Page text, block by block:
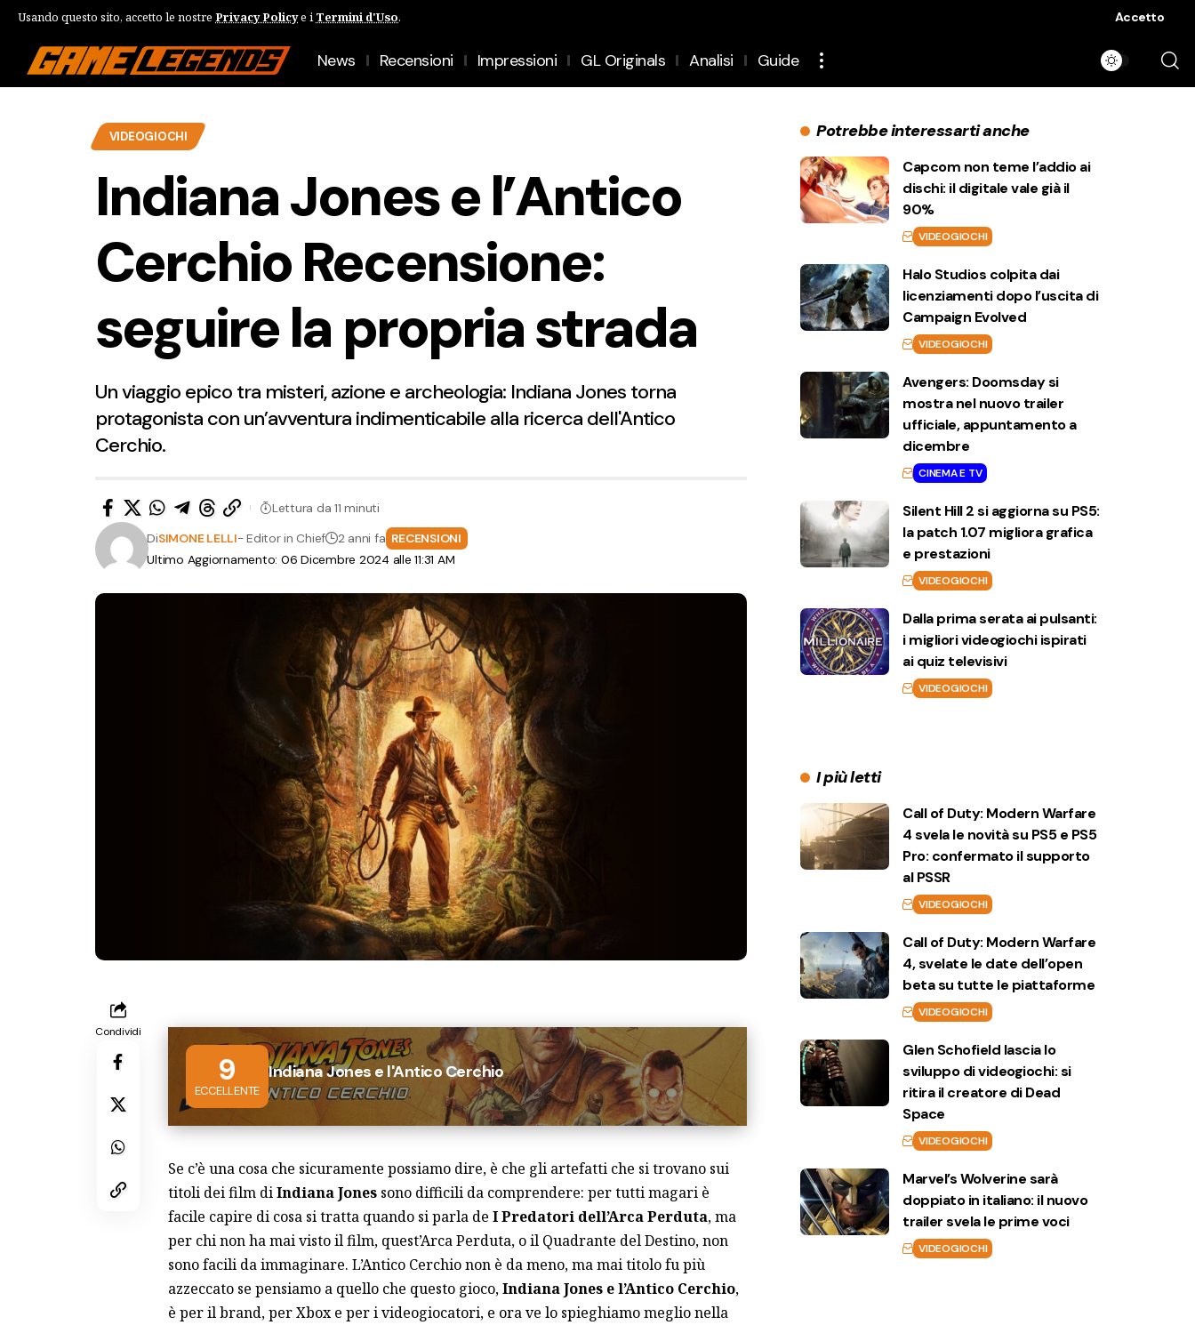
Usando questo sito, accetto le nostre Privacy Policye i Termini d'Uso. Accetto
News Recensioni Impressioni GL Originals Analisi Guide
VIDEOGIOCHI
Indiana Jones e l’Antico
Cerchio Recensione:
seguire la propria strada
Un viaggio epico tra misteri, azione e archeologia: Indiana Jones torna
protagonista con un’avventura indimenticabile alla ricerca dell'Antico
Cerchio.
Ultimo Aggiornamento: 06 Dicembre 2024 alle 11:31 AM
DiSIMONE LELLI- Editor in Chief 2 anni fa RECENSIONI
Lettura da 11 minuti
Condividi
9
ECCELLENTE
Indiana Jones e l'Antico Cerchio
Se c’è una cosa che sicuramente possiamo dire, è che gli artefatti che si trovano sui
titoli dei film diIndiana Jonessono difficili da comprendere: per tutti magari è
facile capire di cosa si tratta quando si parla de I Predatori dell’Arca Perduta, ma
per chi non ha mai visto il film, quest’Arca Perduta, o il Quadrante del Destino, non
sono facili da immaginare. L’Antico Cerchio non è da meno, ma mai titolo fu più
azzeccato se pensiamo a quello che questo gioco,Indiana Jones e l’Antico Cerchio,
è per il brand, per Xbox e per i videogiocatori, e ora ve lo spieghiamo meglio nella
Potrebbe interessarti anche
Capcom non teme l’addio ai
dischi: il digitale vale già il
90%
VIDEOGIOCHI
Halo Studios colpita dai
licenziamenti dopo l’uscita di
Campaign Evolved
VIDEOGIOCHI
Avengers: Doomsday si
mostra nel nuovo trailer
ufficiale, appuntamento a
dicembre
CINEMA E TV
Silent Hill 2 si aggiorna su PS5:
la patch 1.07 migliora grafica
e prestazioni
VIDEOGIOCHI
Dalla prima serata ai pulsanti:
i migliori videogiochi ispirati
ai quiz televisivi
VIDEOGIOCHI
I più letti
Call of Duty: Modern Warfare
4 svela le novità su PS5 e PS5
Pro: confermato il supporto
al PSSR
VIDEOGIOCHI
Call of Duty: Modern Warfare
4, svelate le date dell’open
beta su tutte le piattaforme
VIDEOGIOCHI
Glen Schofield lascia lo
sviluppo di videogiochi: si
ritira il creatore di Dead
Space
VIDEOGIOCHI
Marvel’s Wolverine sarà
doppiato in italiano: il nuovo
trailer svela le prime voci
VIDEOGIOCHI